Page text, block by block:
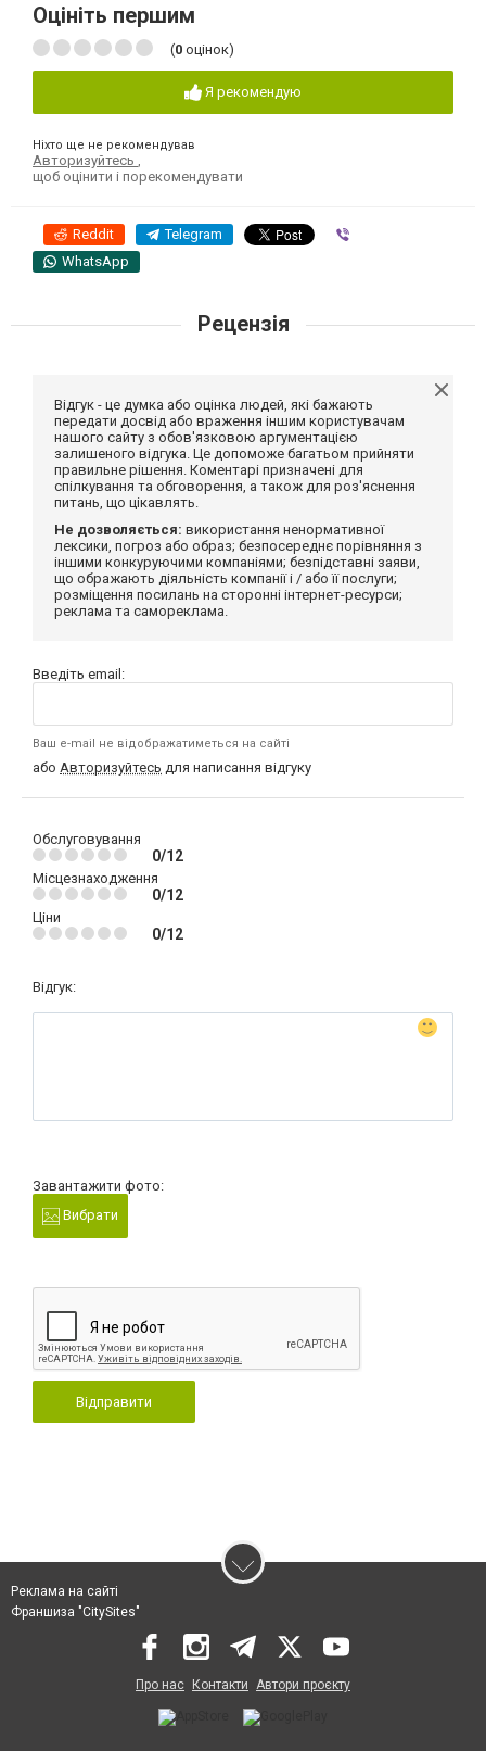
Оцініть першим
(0 оцінок)
Я рекомендую
Ніхто ще не рекомендував
Авторизуйтесь ,
щоб оцінити і порекомендувати
Reddit Telegram
WhatsApp
Рецензія
Відгук - це думка або оцінка людей, які бажають
передати досвід або враження іншим користувачам
нашого сайту з обов'язковою аргументацією
залишеного відгука. Це допоможе багатьом прийняти
правильне рішення. Коментарі призначені для
спілкування та обговорення, а також для роз'яснення
питань, що цікавлять.
Не дозволяється: використання ненормативної
лексики, погроз або образ; безпосереднє порівняння з
іншими конкуруючими компаніями; безпідставні заяви,
що ображають діяльність компанії і / або її послуги;
розміщення посилань на сторонні інтернет-ресурси;
реклама та самореклама.
Введіть email:
Ваш e-mail не відображатиметься на сайті
або Авторизуйтесь для написання відгуку
Обслуговування
0/12
Місцезнаходження
0/12
Ціни
0/12
Відгук:
Завантажити фото:
Вибрати
Відправити
Реклама на сайті
Франшиза "CitySites"
Про нас Контакти Автори проєкту